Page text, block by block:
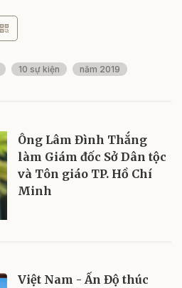
10 sự kiện năm 2019
Ông Lâm Đình Thắng
làm Giám đốc Sở Dân tộc
và Tôn giáo TP. Hồ Chí
Minh
Việt Nam - Ấn Độ thúc